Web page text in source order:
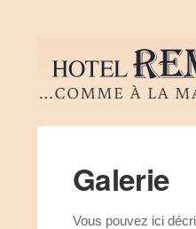
Galerie
Vous pouvez ici